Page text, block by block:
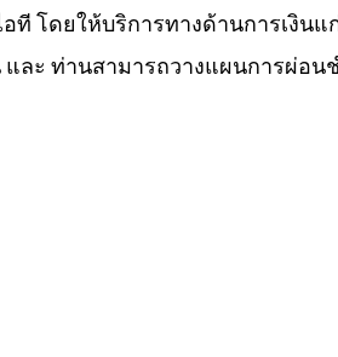
โดยให้บริการทางด้านการเงิน
ละ ท่านสามารถวางแผนการผ่อน